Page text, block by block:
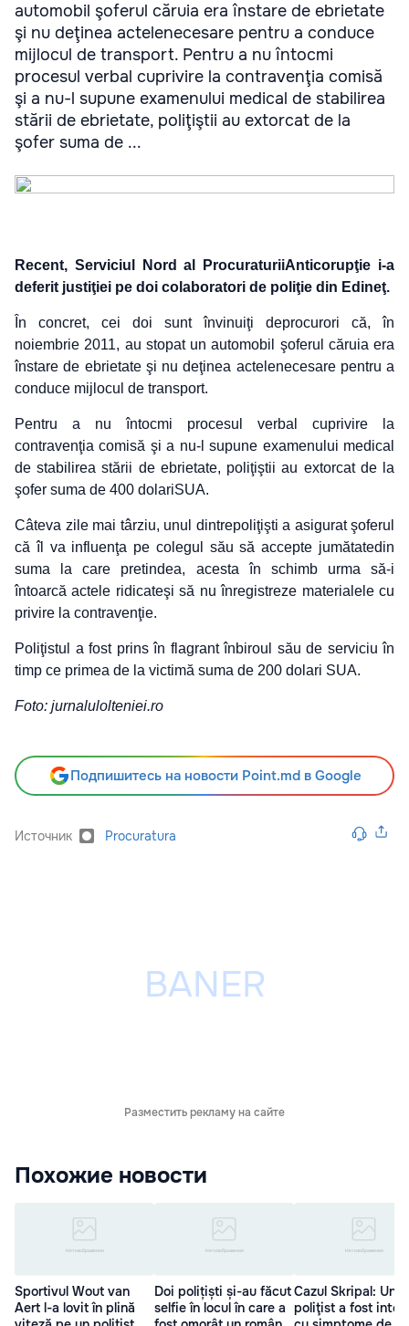
automobil şoferul căruia era înstare de ebrietate
şi nu deţinea actelenecesare pentru a conduce
mijlocul de transport. Pentru a nu întocmi
procesul verbal cuprivire la contravenţia comisă
şi a nu-l supune examenului medical de stabilirea
stării de ebrietate, poliţiştii au extorcat de la
şofer suma de ...
Recent, Serviciul Nord al ProcuraturiiAnticorupţie i-a
deferit justiţiei pe doi colaboratori de poliţie din Edineţ.
În concret, cei doi sunt învinuiţi deprocurori că, în
noiembrie 2011, au stopat un automobil şoferul căruia era
înstare de ebrietate şi nu deţinea actelenecesare pentru a
conduce mijlocul de transport.
Pentru a nu întocmi procesul verbal cuprivire la
contravenţia comisă şi a nu-l supune examenului medical
de stabilirea stării de ebrietate, poliţiştii au extorcat de la
şofer suma de 400 dolariSUA.
Câteva zile mai târziu, unul dintrepoliţişti a asigurat şoferul
că îl va influenţa pe colegul său să accepte jumătatedin
suma la care pretindea, acesta în schimb urma să-i
întoarcă actele ridicateşi să nu înregistreze materialele cu
privire la contravenţie.
Poliţistul a fost prins în flagrant înbiroul său de serviciu în
timp ce primea de la victimă suma de 200 dolari SUA.
Foto: jurnalulolteniei.ro
Подпишитесь на новости Point.md в Google
Источник Procuratura
Разместить рекламу на сайте
Похожие новости
Sportivul Wout van
Aert l-a lovit în plină
Doi polițiști și-au făcut
selfie în locul în care a
Cazul Skripal: Un
poliţist a fost